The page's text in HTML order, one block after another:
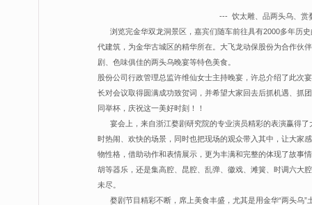
--- 饮太雕、品两头乌、赏婺
浏览完金华双龙洞景区，嘉宾们随车前往具有2000多年历史
代建筑，为金华古城区的精华所在。大飞龙动保股份为合作
剧、色味俱佳的两头乌晚宴等特色美食。
股份公司行政管理总监许维仙女士主持晚宴，许总介绍了此
长对会议取得圆满成功致贺词，并希望大家回去后抓机遇、抓
同举杯，庆祝这一美好时刻！！
宴会上，来自浙江婺剧研究院的专业演员精彩的表演赢得了
时热闹、欢快的场景，同时也把现场的观众带入其中，让大家
物性格，借助动作和表情展示，更为丰满和完整的体现了故事
胡等器乐，还是集高腔、昆腔、乱弹、徽戏、滩簧、时调六大
未尽。
婺剧节目精彩不断，席上美食丰盛，尤其是用金华“两头乌”